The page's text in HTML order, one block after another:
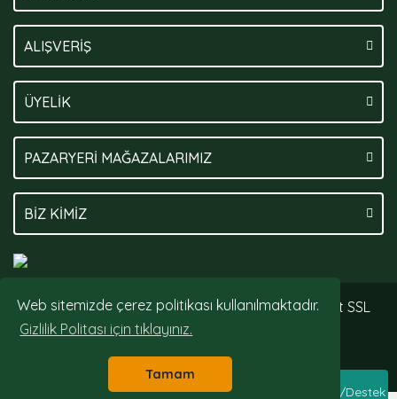
Web sitemizde çerez politikası kullanılmaktadır.
Gizlilik Politası için tıklayınız.
Tamam
Whatsapp Sipariş/Destek
ALIŞVERİŞ
ÜYELİK
PAZARYERİ MAĞAZALARIMIZ
BİZ KİMİZ
© Tüm hakları saklıdır. Kredi kartı bilgileriniz 256bit SSL
sertifikası ile korunmaktadır.